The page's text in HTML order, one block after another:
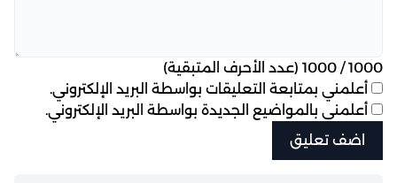
1000
/
1000 (عدد الأحرف المتبقية)
أعلمني بمتابعة التعليقات بواسطة البريد الإلكتروني.
أعلمني بالمواضيع الجديدة بواسطة البريد الإلكتروني.